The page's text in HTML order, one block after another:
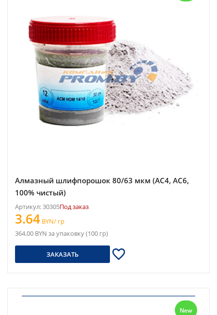
Алмазный шлифпорошок 80/63 мкм (АС4, АС6,
100% чистый)
Артикул: 30305Под заказ
3.64 BYN/ гр
364.00 BYN за упаковку (100 гр)
ЗАКАЗАТЬ
New